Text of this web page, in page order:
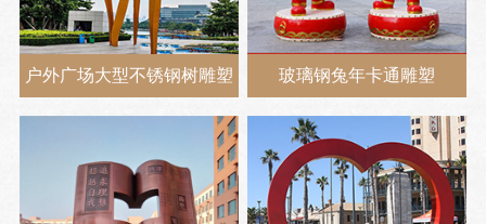
户外广场大型不锈钢树雕塑 玻璃钢兔年卡通雕塑